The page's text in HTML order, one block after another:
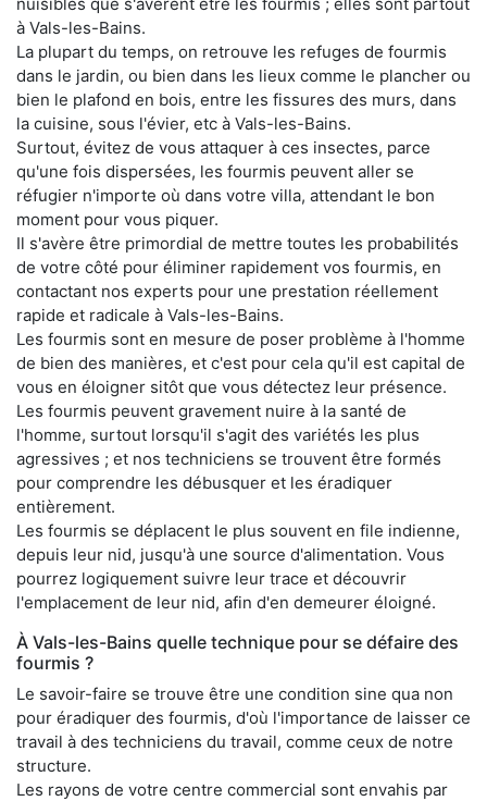
à Vals-les-Bains.
La plupart du temps, on retrouve les refuges de fourmis
dans le jardin, ou bien dans les lieux comme le plancher ou
bien le plafond en bois, entre les fissures des murs, dans
la cuisine, sous l'évier, etc à Vals-les-Bains.
Surtout, évitez de vous attaquer à ces insectes, parce
qu'une fois dispersées, les fourmis peuvent aller se
réfugier n'importe où dans votre villa, attendant le bon
moment pour vous piquer.
Il s'avère être primordial de mettre toutes les probabilités
de votre côté pour éliminer rapidement vos fourmis, en
contactant nos experts pour une prestation réellement
rapide et radicale à Vals-les-Bains.
Les fourmis sont en mesure de poser problème à l'homme
de bien des manières, et c'est pour cela qu'il est capital de
vous en éloigner sitôt que vous détectez leur présence.
Les fourmis peuvent gravement nuire à la santé de
l'homme, surtout lorsqu'il s'agit des variétés les plus
agressives ; et nos techniciens se trouvent être formés
pour comprendre les débusquer et les éradiquer
entièrement.
Les fourmis se déplacent le plus souvent en file indienne,
depuis leur nid, jusqu'à une source d'alimentation. Vous
pourrez logiquement suivre leur trace et découvrir
l'emplacement de leur nid, afin d'en demeurer éloigné.
À Vals-les-Bains quelle technique pour se défaire des
fourmis ?
Le savoir-faire se trouve être une condition sine qua non
pour éradiquer des fourmis, d'où l'importance de laisser ce
travail à des techniciens du travail, comme ceux de notre
structure.
Les rayons de votre centre commercial sont envahis par